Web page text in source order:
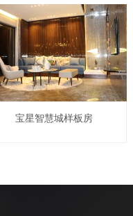
宝星智慧城样板房